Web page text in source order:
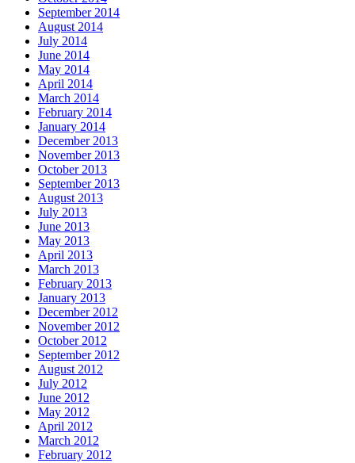
September 2014
August 2014
July 2014
June 2014
May 2014
April 2014
March 2014
February 2014
January 2014
December 2013
November 2013
October 2013
September 2013
August 2013
July 2013
June 2013
May 2013
April 2013
March 2013
February 2013
January 2013
December 2012
November 2012
October 2012
September 2012
August 2012
July 2012
June 2012
May 2012
April 2012
March 2012
February 2012